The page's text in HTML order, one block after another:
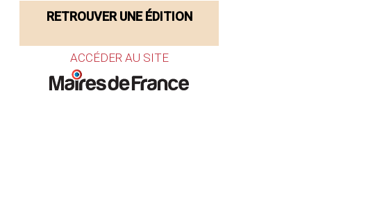
RETROUVER UNE ÉDITION
ACCÉDER AU SITE